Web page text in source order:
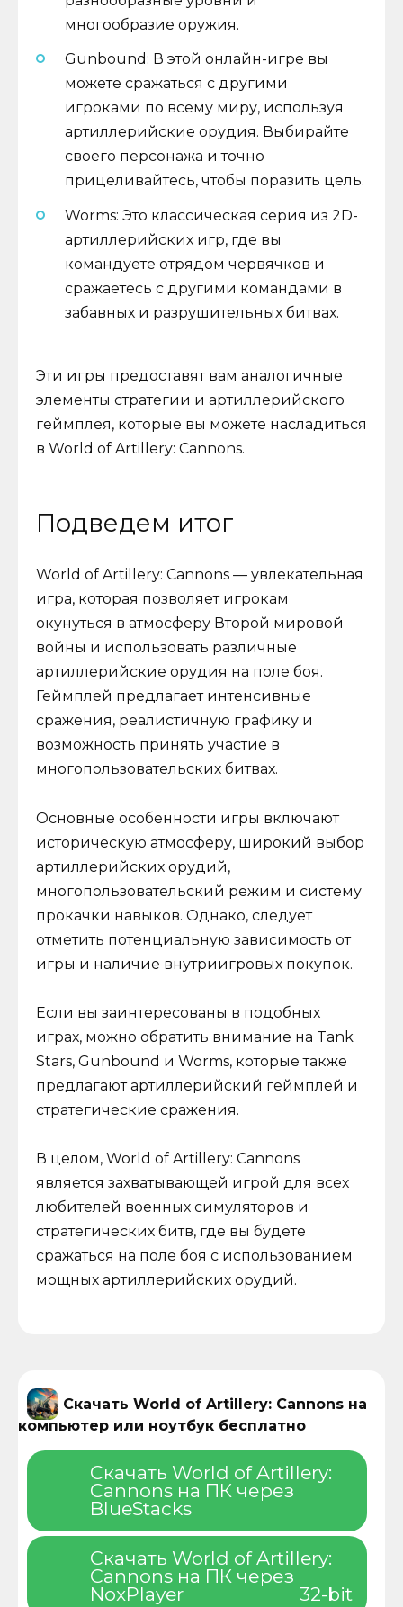
многообразие оружия.
Gunbound: В этой онлайн-игре вы
можете сражаться с другими
игроками по всему миру, используя
артиллерийские орудия. Выбирайте
своего персонажа и точно
прицеливайтесь, чтобы поразить цель.
Worms: Это классическая серия из 2D-
артиллерийских игр, где вы
командуете отрядом червячков и
сражаетесь с другими командами в
забавных и разрушительных битвах.
Эти игры предоставят вам аналогичные
элементы стратегии и артиллерийского
геймплея, которые вы можете насладиться
в World of Artillery: Cannons.
Подведем итог
World of Artillery: Cannons — увлекательная
игра, которая позволяет игрокам
окунуться в атмосферу Второй мировой
войны и использовать различные
артиллерийские орудия на поле боя.
Геймплей предлагает интенсивные
сражения, реалистичную графику и
возможность принять участие в
многопользовательских битвах.
Основные особенности игры включают
историческую атмосферу, широкий выбор
артиллерийских орудий,
многопользовательский режим и систему
прокачки навыков. Однако, следует
отметить потенциальную зависимость от
игры и наличие внутриигровых покупок.
Если вы заинтересованы в подобных
играх, можно обратить внимание на Tank
Stars, Gunbound и Worms, которые также
предлагают артиллерийский геймплей и
стратегические сражения.
В целом, World of Artillery: Cannons
является захватывающей игрой для всех
любителей военных симуляторов и
стратегических битв, где вы будете
сражаться на поле боя с использованием
мощных артиллерийских орудий.
Скачать World of Artillery: Cannons на
компьютер или ноутбук бесплатно
Скачать World of Artillery:
Cannons на ПК через
BlueStacks
Скачать World of Artillery:
Cannons на ПК через
NoxPlayer
32-bit